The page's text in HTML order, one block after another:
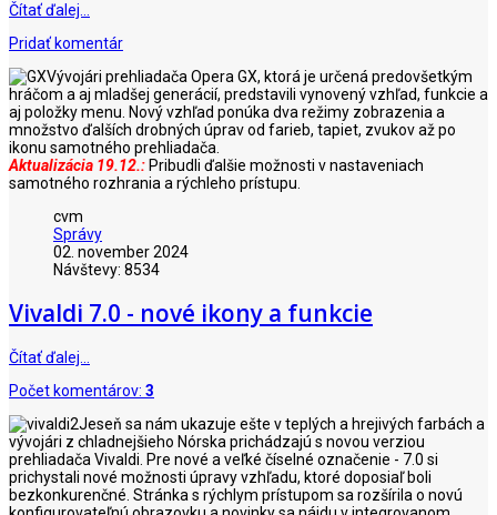
Čítať ďalej…
Pridať komentár
Vývojári prehliadača Opera GX, ktorá je určená predovšetkým
hráčom a aj mladšej generácií, predstavili vynovený vzhľad, funkcie a
aj položky menu. Nový vzhľad ponúka dva režimy zobrazenia a
množstvo ďalších drobných úprav od farieb, tapiet, zvukov až po
ikonu samotného prehliadača.
Aktualizácia 19.12.: Pribudli ďalšie možnosti v nastaveniach
samotného rozhrania a rýchleho prístupu.
cvm
Správy
02. november 2024
Návštevy: 8534
Vivaldi 7.0 - nové ikony a funkcie
Čítať ďalej…
Počet komentárov: 3
Jeseň sa nám ukazuje ešte v teplých a hrejivých farbách a
vývojári z chladnejšieho Nórska prichádzajú s novou verziou
prehliadača Vivaldi. Pre nové a veľké číselné označenie - 7.0 si
prichystali nové možnosti úpravy vzhľadu, ktoré doposiaľ boli
bezkonkurenčné. Stránka s rýchlym prístupom sa rozšírila o novú